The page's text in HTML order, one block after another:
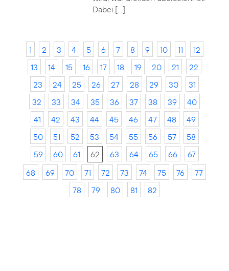
Dabei […]
1 2 3 4 5 6 7 8 9 10 11
12
13
14 15 16 17 18 19 20 21
22
23
24 25 26 27 28 29 30
31
32
33 34 35 36 37 38 39
40
41
42 43 44 45 46 47 48
49
50
51 52 53 54 55 56 57
58
59
60 61 62 63 64 65 66
67
68
69 70 71 72 73 74 75 76
77
78
79 80 81 82